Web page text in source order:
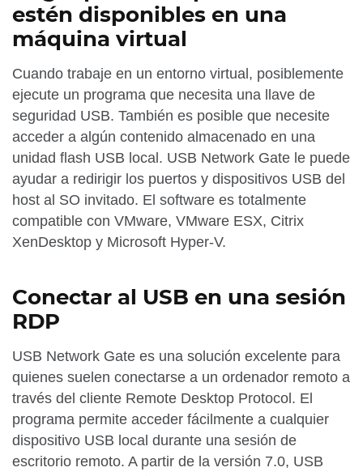
estén disponibles en una
máquina virtual
Cuando trabaje en un entorno virtual, posiblemente
ejecute un programa que necesita una llave de
seguridad USB. También es posible que necesite
acceder a algún contenido almacenado en una
unidad flash USB local. USB Network Gate le puede
ayudar a redirigir los puertos y dispositivos USB del
host al SO invitado. El software es totalmente
compatible con VMware, VMware ESX, Citrix
XenDesktop y Microsoft Hyper-V.
Conectar al USB en una sesión
RDP
USB Network Gate es una solución excelente para
quienes suelen conectarse a un ordenador remoto a
través del cliente Remote Desktop Protocol. El
programa permite acceder fácilmente a cualquier
dispositivo USB local durante una sesión de
escritorio remoto. A partir de la versión 7.0, USB